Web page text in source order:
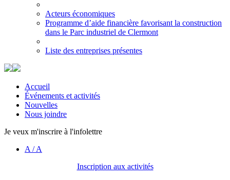
Acteurs économiques
Programme d’aide financière favorisant la construction
dans le Parc industriel de Clermont
Liste des entreprises présentes
Accueil
Événements et activités
Nouvelles
Nous joindre
Je veux m'inscrire à l'infolettre
A /A
Inscription aux activités